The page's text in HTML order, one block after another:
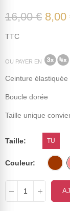
16,00 € 8,00
TTC
OU PAYER EN
Ceinture élastiquée
Boucle dorée
Taille unique
Taille TU
Couleur